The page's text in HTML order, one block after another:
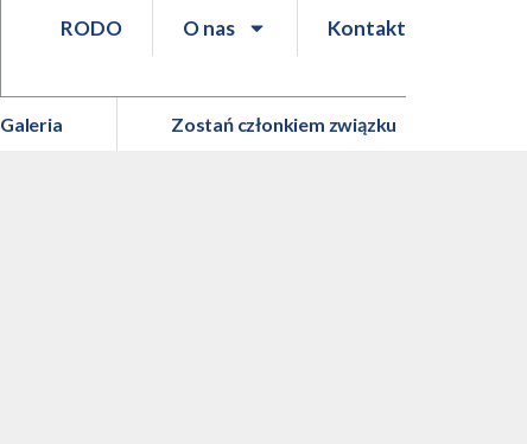
RODO O nas Kontakt
Galeria Zostań członkiem związku